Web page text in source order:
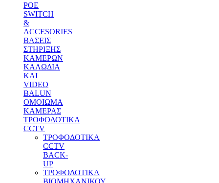
POE
SWITCH
&
ACCESORIES
ΒΑΣΕΙΣ
ΣΤΗΡΙΞΗΣ
ΚΑΜΕΡΩΝ
ΚΑΛΩΔΙΑ
ΚΑΙ
VIDEO
BALUN
ΟΜΟΙΩΜΑ
ΚΑΜΕΡΑΣ
ΤΡΟΦΟΔΟΤΙΚΑ
CCTV
ΤΡΟΦΟΔΟΤΙΚΑ
CCTV
BACK-
UP
ΤΡΟΦΟΔΟΤΙΚΑ
ΒΙΟΜΗΧΑΝΙΚΟΥ